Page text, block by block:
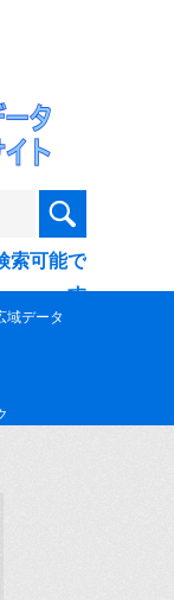
索可能で
す
域データ